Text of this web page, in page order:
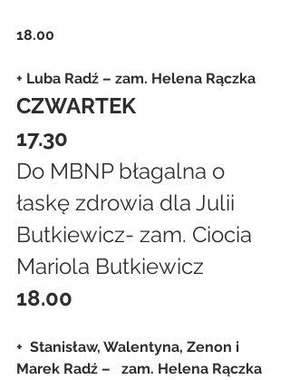
18.00
+ Luba Radź – zam. Helena Rączka
CZWARTEK
17.30
Do MBNP błagalna o
łaskę zdrowia dla Julii
Butkiewicz- zam. Ciocia
Mariola Butkiewicz
18.00
+  Stanisław, Walentyna, Zenon i
Marek Radź –   zam. Helena Rączka